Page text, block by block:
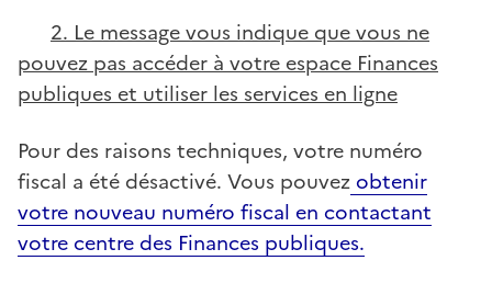
2. Le message vous indique que vous ne
pouvez pas accéder à votre espace Finances
publiques et utiliser les services en ligne
Pour des raisons techniques, votre numéro
fiscal a été désactivé. Vous pouvezobtenir
votre nouveau numéro fiscal en contactant
votre centre des Finances publiques.